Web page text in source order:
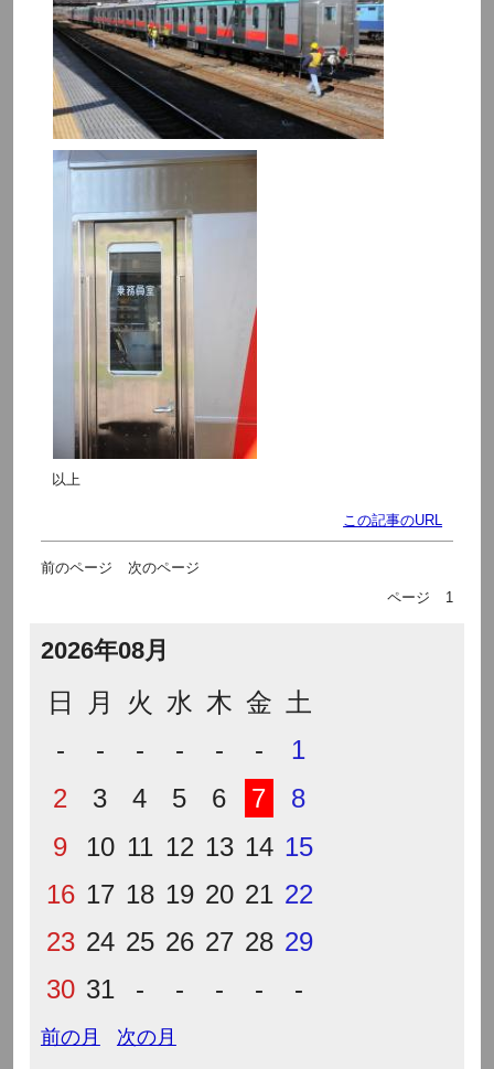
以上
この記事のURL
前のページ
次のページ
ページ
1
2026年08月
日 月 火 水 木 金 土
-
- - - - -
1
2
3 4 5 6 7
8
9
10 11 12 13 14 15
16 17 18 19 20 21 22
23 24 25 26 27 28 29
30 31 - - - - -
前の月 次の月